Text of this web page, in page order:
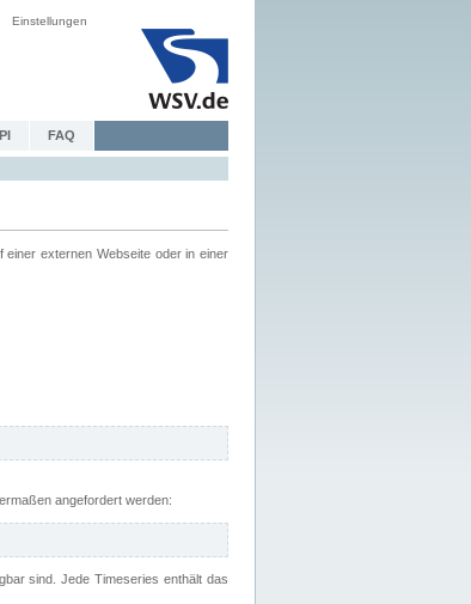
Einstellungen
FAQ
externen Webseite oder in einer
angefordert werden:
sind. Jede Timeseries enthält das